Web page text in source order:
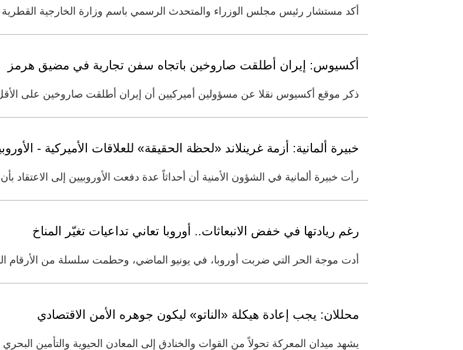
أكد مستشار رئيس مجلس الوزراء والمتحدث الرسمي باسم وزارة الخارجية القطرية
أكسيوس: إيران أطلقت صاروخين باتجاه سفن تجارية في مضيق هرمز
ذكر موقع أكسيوس نقلا عن مسؤولين أميركيين أن إيران أطلقت صاروخين على
خبيرة ألمانية: أزمة غرينلاند «لحظة الحقيقة» للعلاقات الأميركية -
رأت خبيرة ألمانية في الشؤون الأمنية أن أحداثاً عدة دفعت الأوروبيين إلى الاعتقاد
رغم ريادتها في خفض الانبعاثات.. أوروبا تعاني تداعيات تغيّر المناخ
أدت موجة الحر التي ضربت أوروبا، في يونيو الماضي، وحطمت سلسلة من الأرقام
محللان: يجب إعادة هيكلة «الناتو» ليكون جوهره الأمن الاقتصادي
يشهد ميدان المعركة تحولاً من القوات والخنادق إلى المعادن الحيوية والتأمين